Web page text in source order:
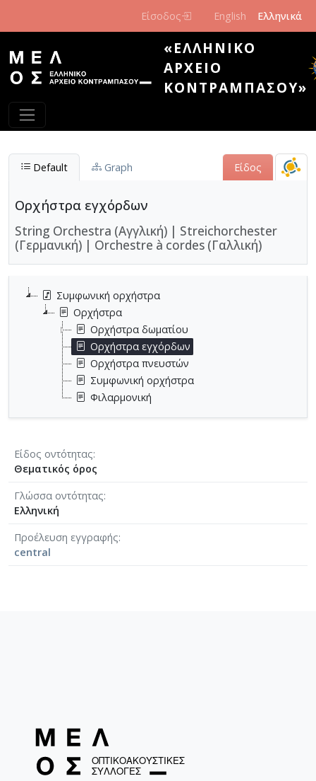
Είσοδος English Ελληνικά
«ΕΛΛΗΝΙΚΌ
ΑΡΧΕΊΟ
ΚΟΝΤΡΑΜΠΆΣΟΥ»
Default Graph Είδος
Ορχήστρα εγχόρδων
String Orchestra (Αγγλική) | Streichorchester
(Γερμανική) | Orchestre à cordes (Γαλλική)
Συμφωνική ορχήστρα
Ορχήστρα
Ορχήστρα δωματίου
Ορχήστρα εγχόρδων
Ορχήστρα πνευστών
Συμφωνική ορχήστρα
Φιλαρμονική
Είδος οντότητας
Θεματικός όρος
Γλώσσα οντότητας
Ελληνική
Προέλευση εγγραφής
central